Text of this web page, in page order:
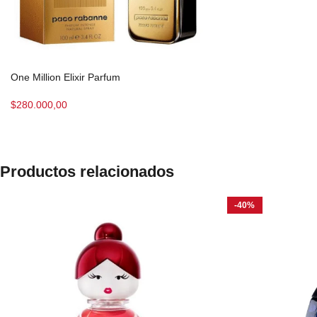
One Million Elixir Parfum
$280.000,00
Productos relacionados
-40%